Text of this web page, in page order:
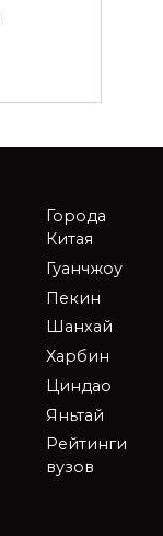
Города
Китая
Гуанчжоу
Пекин
Шанхай
Харбин
Циндао
Яньтай
Рейтинги
вузов